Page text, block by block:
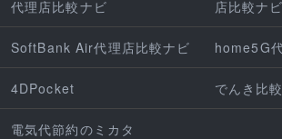
代理店比較ナビ 店比較ナビ
SoftBank Air代理店比較ナビ home5G
4DPocket でんき比
電気代節約のミカタ